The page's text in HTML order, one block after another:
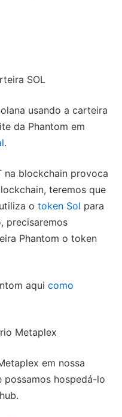
SOL
usando a carteira
da Phantom em
.
na blockchain provoca
teremos que
o token Sol para
precisaremos
Phantom o token
aqui como
Metaplex
em nossa
hospedá-lo